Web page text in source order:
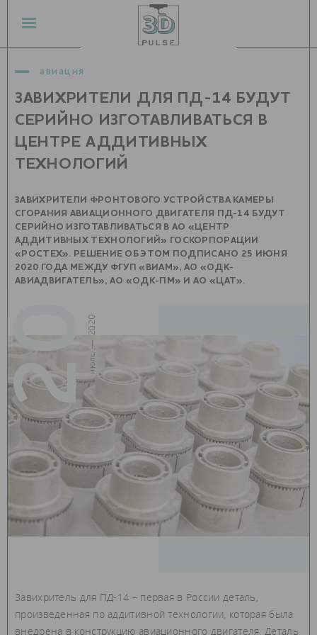
авиация
ЗАВИХРИТЕЛИ ДЛЯ ПД-14 БУДУТ
СЕРИЙНО ИЗГОТАВЛИВАТЬСЯ В
ЦЕНТРЕ АДДИТИВНЫХ
ТЕХНОЛОГИЙ
ЗАВИХРИТЕЛИ ФРОНТОВОГО УСТРОЙСТВА КАМЕРЫ
СГОРАНИЯ АВИАЦИОННОГО ДВИГАТЕЛЯ ПД-14 БУДУТ
СЕРИЙНО ИЗГОТАВЛИВАТЬСЯ В АО «ЦЕНТР
АДДИТИВНЫХ ТЕХНОЛОГИЙ» ГОСКОРПОРАЦИИ
«РОСТЕХ». РЕШЕНИЕ ОБ ЭТОМ ПОДПИСАНО 25 ИЮНЯ
2020 ГОДА МЕЖДУ ФГУП «ВИАМ», АО «ОДК-
АВИАДВИГАТЕЛЬ», АО «ОДК-ПМ» И АО «ЦАТ».
20
июль — 2020
Завихритель для ПД-14 – первая в России деталь,
произведенная по аддитивной технологии, которая была
внедрена в конструкцию авиационного двигателя. Деталь